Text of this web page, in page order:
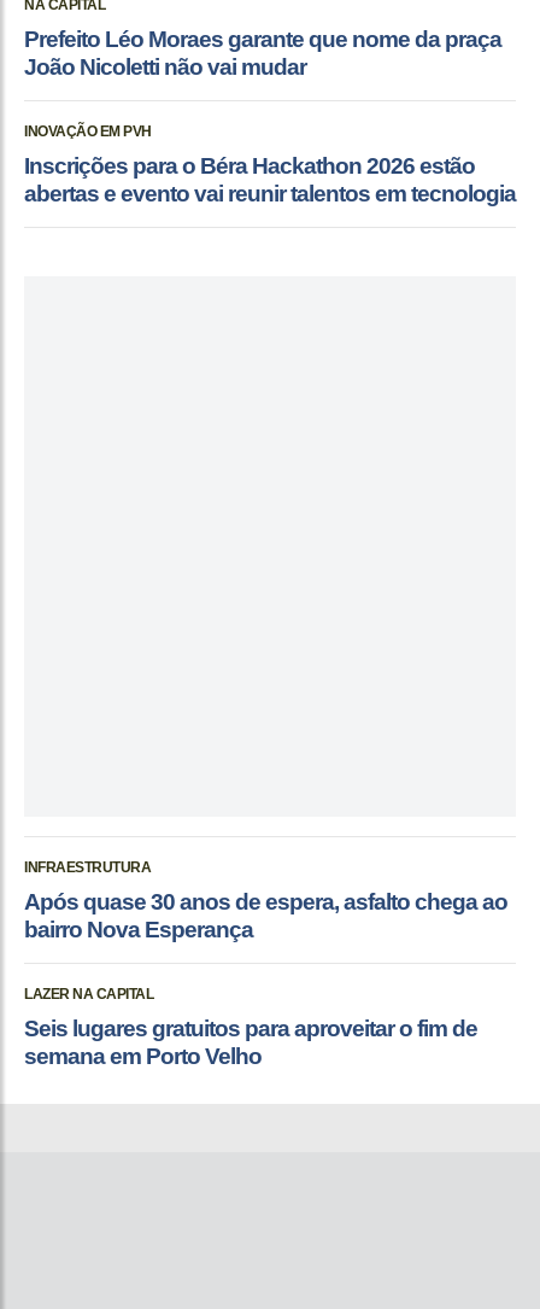
NA CAPITAL
Prefeito Léo Moraes garante que nome da praça
João Nicoletti não vai mudar
INOVAÇÃO EM PVH
Inscrições para o Béra Hackathon 2026 estão
abertas e evento vai reunir talentos em tecnologia
INFRAESTRUTURA
Após quase 30 anos de espera, asfalto chega ao
bairro Nova Esperança
LAZER NA CAPITAL
Seis lugares gratuitos para aproveitar o fim de
semana em Porto Velho